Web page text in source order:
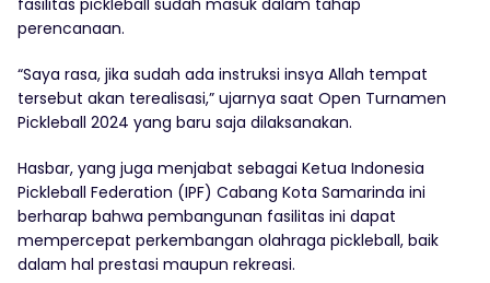
fasilitas pickleball sudah masuk dalam tahap
perencanaan.
“Saya rasa, jika sudah ada instruksi insya Allah tempat
tersebut akan terealisasi,” ujarnya saat Open Turnamen
Pickleball 2024 yang baru saja dilaksanakan.
Hasbar, yang juga menjabat sebagai Ketua Indonesia
Pickleball Federation (IPF) Cabang Kota Samarinda ini
berharap bahwa pembangunan fasilitas ini dapat
mempercepat perkembangan olahraga pickleball, baik
dalam hal prestasi maupun rekreasi.